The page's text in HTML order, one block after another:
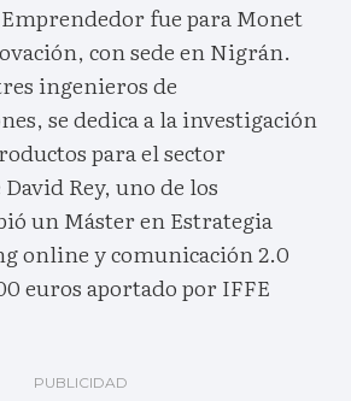
fue para Monet
con sede en Nigrán.
ingenieros de
se dedica a la investigación
para el sector
Rey, uno de los
un Máster en Estrategia
online y comunicación 2.0
euros aportado por IFFE